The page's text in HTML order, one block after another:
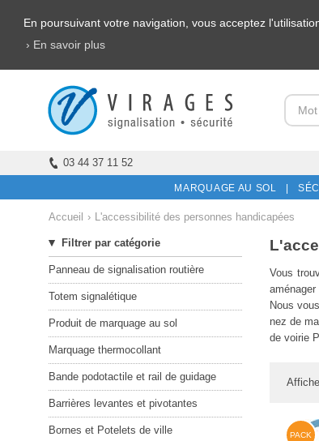
En poursuivant votre navigation, vous acceptez
› En savoir plus
03 44 37 11 52
MARQUAGE AU SOL |
Accueil › L'accessibilité des personnes handicapées
Filtrer par catégorie
Panneau de signalisation routière
Totem signalétique
Produit de marquage au sol
Marquage thermocollant
Bande podotactile et rail de guidage
Barrières levantes et pivotantes
Bornes et Potelets de ville
Vous
Nous
nez de
de voirie
PACK